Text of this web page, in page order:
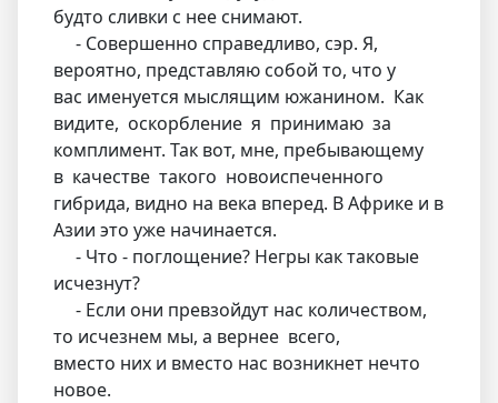
будто сливки с нее снимают.
- Совершенно справедливо, сэр. Я,
вероятно, представляю собой то, что у
вас именуется мыслящим южанином. Как
видите, оскорбление я принимаю за
комплимент. Так вот, мне, пребывающему
в качестве такого новоиспеченного
гибрида, видно на века вперед. В Африке и в
Азии это уже начинается.
- Что - поглощение? Негры как таковые
исчезнут?
- Если они превзойдут нас количеством,
то исчезнем мы, а вернее всего,
вместо них и вместо нас возникнет нечто
новое.